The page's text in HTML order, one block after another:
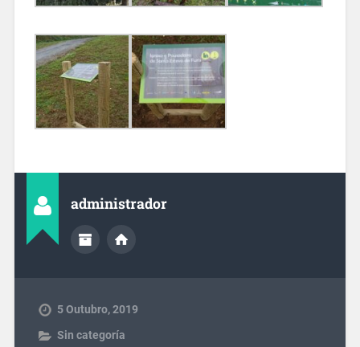
administrador
5 Outubro, 2019
Sin categoría